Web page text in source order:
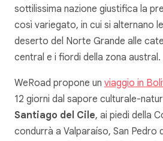
sottilissima nazione giustifica la
così variegato, in cui si alternano
deserto del Norte Grande alle
central e i fiordi della zona austral.
WeRoad propone un viaggio in
12 giorni dal sapore culturale-
Santiago del Cile, ai piedi della
condurrà a Valparaíso, San Pedro